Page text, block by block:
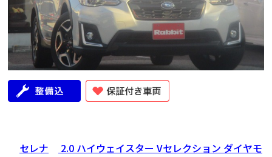
セレナ
2.0 ハイウェイスター Vセレクション ダイヤモ